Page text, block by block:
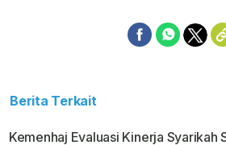
Berita Terkait
Kemenhaj Evaluasi Kinerja Syarikah